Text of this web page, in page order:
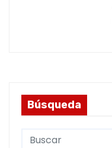
Búsqueda